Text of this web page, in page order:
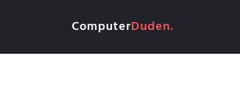
ComputerDuden.